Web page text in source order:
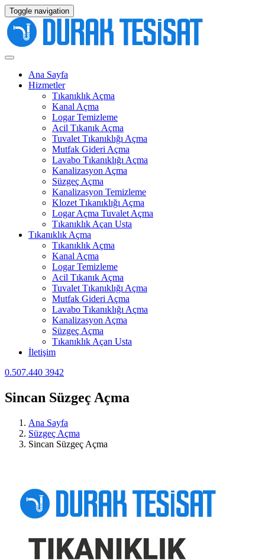
Toggle navigation
Ana Sayfa
Hizmetler
Tıkanıklık Açma
Kanal Açma
Logar Temizleme
Acil Tıkanık Açma
Tuvalet Tıkanıklığı Açma
Mutfak Gideri Açma
Lavabo Tıkanıklığı Açma
Kanalizasyon Açma
Süzgeç Açma
Kanalizasyon Temizleme
Klozet Tıkanıklığı Açma
Logar Açma Tuvalet Açma
Tıkanıklık Açan Usta
Tıkanıklık Açma
Tıkanıklık Açma
Kanal Açma
Logar Temizleme
Acil Tıkanık Açma
Tuvalet Tıkanıklığı Açma
Mutfak Gideri Açma
Lavabo Tıkanıklığı Açma
Kanalizasyon Açma
Süzgeç Açma
Tıkanıklık Açan Usta
İletişim
0.507.440 3942
Sincan Süzgeç Açma
Ana Sayfa
Süzgeç Açma
Sincan Süzgeç Açma